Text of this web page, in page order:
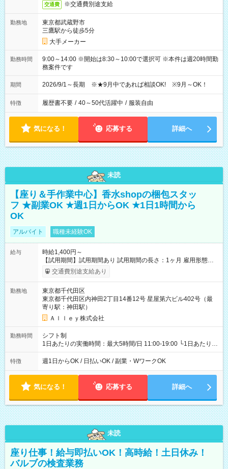
交通費 ※交通費別途支給
勤務地
東京都武蔵野市
三鷹駅から徒歩5分
大手メーカー
勤務時間
9:00～14:00 ※開始は8:30～10:00で選択可 ※本件は週20時間勤
務案件です
期間 2026/9/1～長期 ※★9月中であれば相談OK! ※9月～OK！
特徴 履歴書不要 / 40～50代活躍中 / 服装自由
気になる！ 応募する 詳細へ
未読
【座り＆手作業中心】香水shopの梱包スタッ
フ ★副業OK ★週1日からOK ★1日1時間から
OK
アルバイト 職種未経験OK
給与
時給1,400円～
【試用期間】試用期間あり 試用期間の長さ：1ヶ月 雇用形態、
給与は本採用時と同じです。
交通費別途支給あり
勤務地
東京都千代田区
東京都千代田区内神田2丁目14番12号 星屋第六ビル402号（最
寄り駅：神田駅）
Ａｌｌｅｙ株式会社
勤務時間
シフト制
1日あたりの実働時間：最大5時間/日 11:00-19:00 └1日あたりの
実働時間：1-5時間 └上記の時間帯内であれば、いつでも勤務可
能！ └平日・土曜日の中で、お好きな曜日でご勤務いただけま
18:00 などのように、自由な働き方が可能なお仕事です！
特徴 週1日からOK / 日払いOK / 副業・WワークOK
気になる！ 応募する 詳細へ
未読
座り仕事！給与即払いOK！高時給！土日休み！
バルブの検査業務